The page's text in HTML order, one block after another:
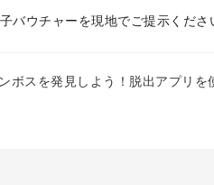
バウチャーを現地でご提示くださ
ボスを発見しよう！脱出アプリ